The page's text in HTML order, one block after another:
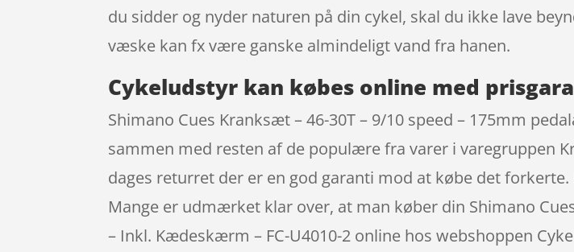
du sidder og nyder naturen på din cykel, skal du ikke lave
væske kan fx være ganske almindeligt vand fra hanen.
Cykeludstyr kan købes online med
Shimano Cues Kranksæt – 46-30T – 9/10 speed – 175mm
sammen med resten af de populære fra varer i varegruppen
dages returret der er en god garanti mod at købe det
Mange er udmærket klar over, at man køber din Shimano
– Inkl. Kædeskærm – FC-U4010-2 online hos webshoppen